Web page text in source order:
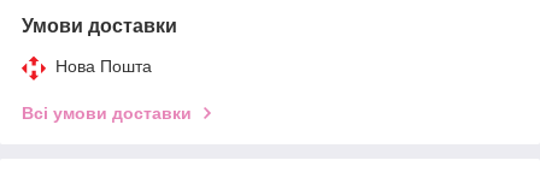
Умови доставки
Нова Пошта
Всі умови доставки